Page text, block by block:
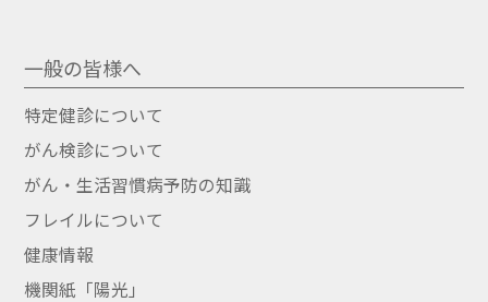
一般の皆様へ
特定健診について
がん検診について
がん・生活習慣病予防の知識
フレイルについて
健康情報
機関紙「陽光」